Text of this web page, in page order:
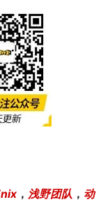
， 浅野团队 ， 动